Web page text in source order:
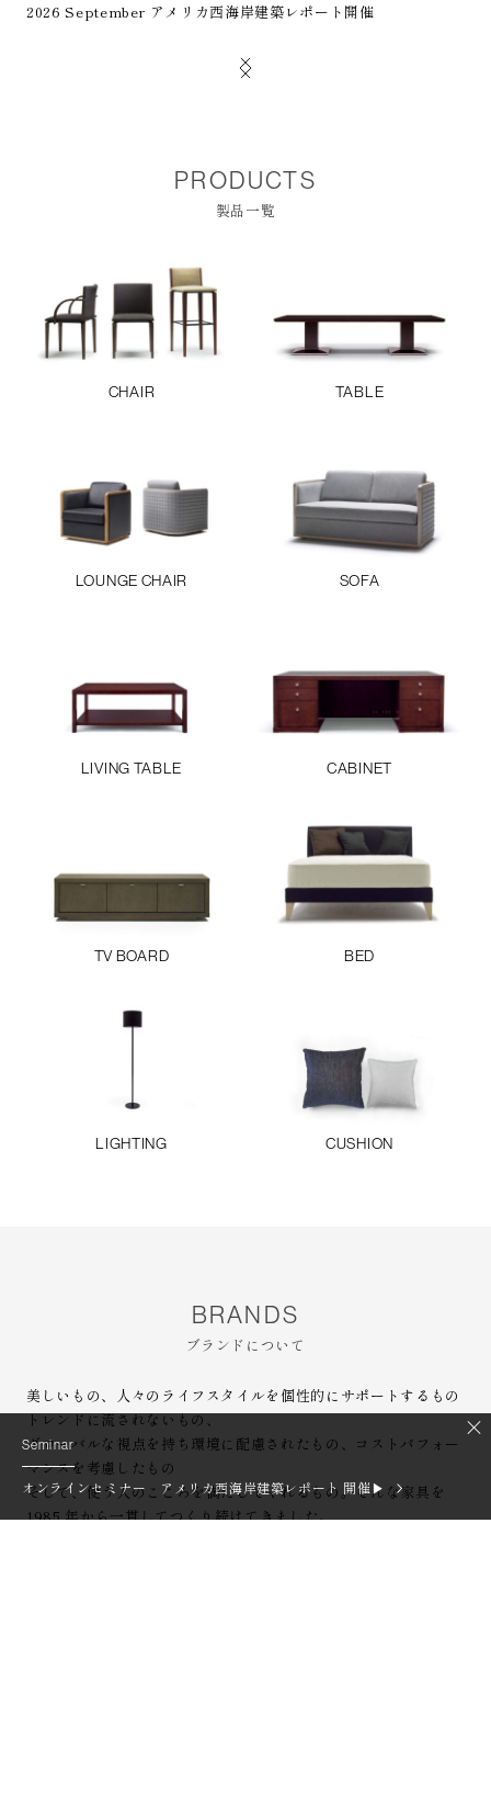
2026 September アメリカ西海岸建築レポート開催
PRODUCTS
製品一覧
CHAIR TABLE
LOUNGE CHAIR SOFA
LIVING TABLE CABINET
TV BOARD BED
LIGHTING CUSHION
BRANDS
ブランドについて
美しいもの、人々のライフスタイルを個性的にサポートするもの
トレンドに流されないもの、
グローバルな視点を持ち環境に配慮されたもの、コストパフォー
マンスを考慮したもの
そして、使う人のこころを満たしてくれるもの。そんな家具を
1985 年から一貫してつくり続けてきました。
Seminar
オンラインセミナー アメリカ西海岸建築レポート 開催▶︎